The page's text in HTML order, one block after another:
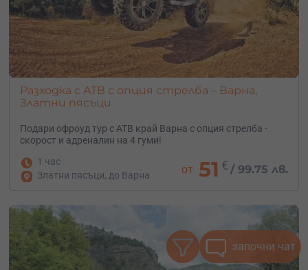
Разходка с АТВ с опция стрелба – Варна,
Златни пясъци
Подари офроуд тур с АТВ край Варна с опция стрелба -
скорост и адреналин на 4 гуми!
1 час
Златни пясъци, до Варна
от 51 € /99.75 лв.
започни чат